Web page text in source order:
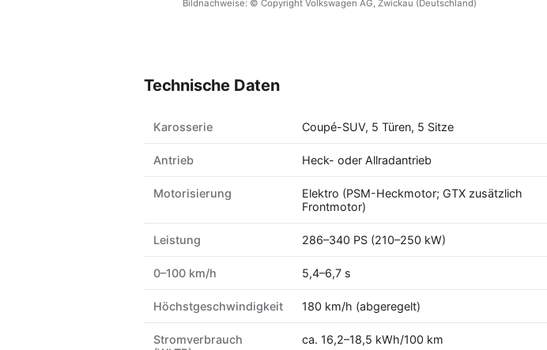
Bildnachweise: © Copyright Volkswagen AG, Zwickau (Deutschland)
Technische Daten
Karosserie Coupé-SUV, 5 Türen, 5 Sitze
Antrieb Heck- oder Allradantrieb
Motorisierung
Elektro (PSM-Heckmotor; GTX zusätzlich
Frontmotor)
Leistung 286–340 PS (210–250 kW)
0–100 km/h 5,4–6,7 s
Höchstgeschwindigkeit 180 km/h (abgeregelt)
Stromverbrauch
ca. 16,2–18,5 kWh/100 km